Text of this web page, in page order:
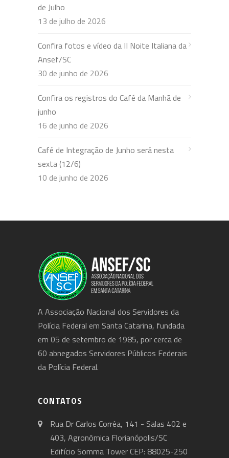
de Julho
13 de julho de 2026
Confira fotos e vídeo da II Noite Italiana da
Ansef/SC
30 de junho de 2026
Confira os registros do Café da Manhã de
junho
16 de junho de 2026
Café de Integração de Junho será nesta
sexta (12/6)
10 de junho de 2026
A Associação Nacional dos Servidores da
Polícia Federal em Santa Catarina, fundada
em 05 de setembro de 1985, por cerca de
60 abnegados Servidores Públicos Federais
da Polícia Federal.
CONTATOS
Rua Dr Carlos Corrêa, 141 - Salas 402 e
403, Agronômica Florianópolis/SC
Edifício Somma Tower CEP: 88025-250